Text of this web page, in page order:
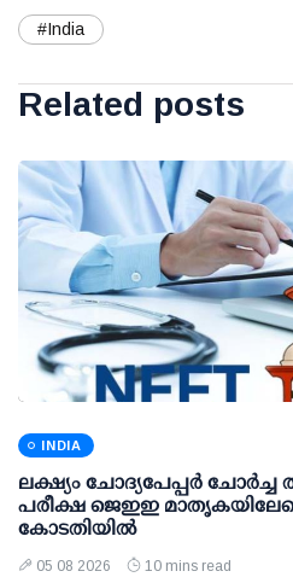
#India
Related posts
INDIA
ലക്ഷ്യം ചോദ്യപേപ്പര്‍ ചോര്‍ച്ച
പരീക്ഷ ജെഇഇ
കോടതിയില്‍
05 08 2026 10 mins read